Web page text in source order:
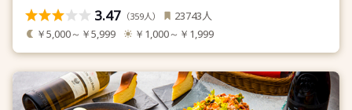
3.47 （359人） 23743人
￥5,000～￥5,999 ￥1,000～￥1,999